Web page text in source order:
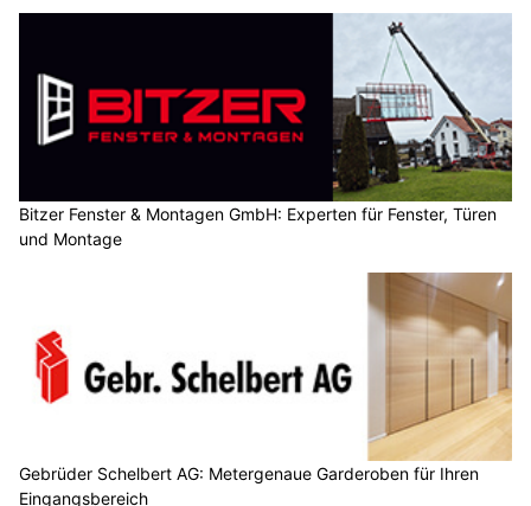
Bitzer Fenster & Montagen GmbH: Experten für Fenster, Türen
und Montage
Gebrüder Schelbert AG: Metergenaue Garderoben für Ihren
Eingangsbereich